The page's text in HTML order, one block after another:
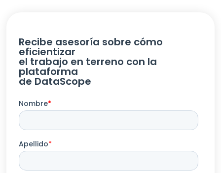
Recibe asesoría sobre cómo
eficientizar
el trabajo en terreno con la
plataforma
de DataScope